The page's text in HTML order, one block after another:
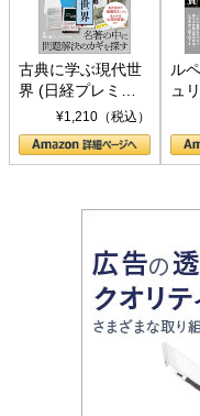
古典に学ぶ現代世
界 (日経プレミア
シリーズ)¥1,210（税込）
ル
ュ
〈
の顔